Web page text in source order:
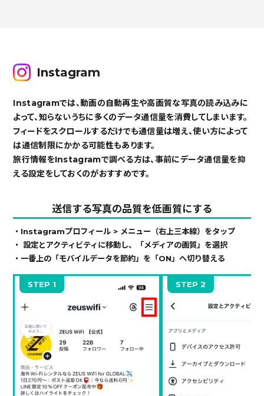
Instagram
Instagramでは、動画の自動再生や高画質な写真の読み込みに
よって、知らないうちに多くのデータ通信量を消費してしまいます。
フィードをスクロールするだけでも通信量は増え、使い方によって
は通信制限にかかる可能性もあります。
旅行情報をInstagramで調べる方は、事前にデータ通信量を抑
える設定をしておくのがおすすめです。
送信する写真の品質を低画質にする
・Instagramプロフィール > メニュー（右上三本線）をタップ
・ 設定とアクティビティに移動し、「メディアの画質」を選択
・一番上の「モバイルデータを節約」を「ON」へ切り替える
STEP 1 STEP 2